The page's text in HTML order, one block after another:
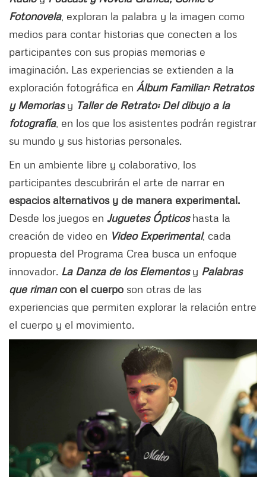
Fotonovela, exploran la palabra y la imagen como
medios para contar historias que conecten a los
participantes con sus propias memorias e
imaginación. Las experiencias se extienden a la
exploración fotográfica en Álbum Familiar: Retratos
y Memorias y Taller de Retrato: Del dibujo a la
fotografía, en los que los asistentes podrán registrar
su mundo y sus historias personales.
En un ambiente libre y colaborativo, los
participantes descubrirán el arte de narrar en
espacios alternativos y de manera experimental.
Desde los juegos en Juguetes Ópticoshasta la
creación de video en Video Experimental, cada
propuesta del Programa Crea busca un enfoque
innovador. La Danza de los Elementosy Palabras
que rimancon el cuerpo son otras de las
experiencias que permiten explorar la relación entre
el cuerpo y el movimiento.